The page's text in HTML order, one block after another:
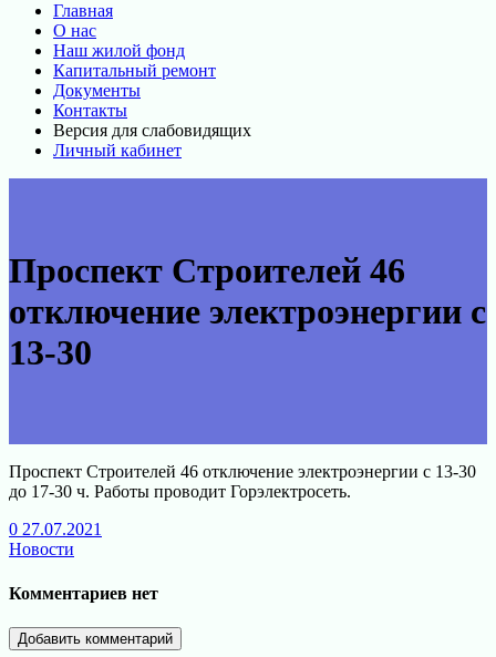
Главная
О нас
Наш жилой фонд
Капитальный ремонт
Документы
Контакты
Версия для слабовидящих
Личный кабинет
Проспект Строителей 46
отключение электроэнергии с
13-30
Проспект Строителей 46 отключение электроэнергии с 13-30
до 17-30 ч. Работы проводит Горэлектросеть.
0 27.07.2021
Новости
Комментариев нет
Добавить комментарий